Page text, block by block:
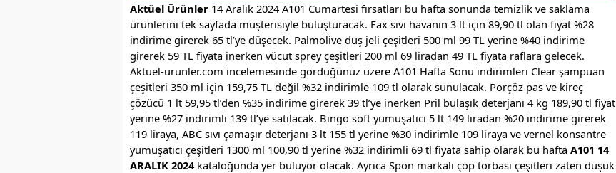
Aktüel Ürünler 14 Aralık 2024 A101 Cumartesi fırsatları bu hafta sonunda temizlik ve saklama
ürünlerini tek sayfada müşterisiyle buluşturacak. Fax sıvı havanın 3 lt için 89,90 tl olan fiyat %28
indirime girerek 65 tl’ye düşecek. Palmolive duş jeli çeşitleri 500 ml 99 TL yerine %40 indirime
girerek 59 TL fiyata inerken vücut sprey çeşitleri 200 ml 69 liradan 49 TL fiyata raflara gelecek.
Aktuel-urunler.com incelemesinde gördüğünüz üzere A101 Hafta Sonu indirimleri Clear şampuan
çeşitleri 350 ml için 159,75 TL değil %32 indirimle 109 tl olarak sunulacak. Porçöz pas ve kireç
çözücü 1 lt 59,95 tl’den %35 indirime girerek 39 tl’ye inerken Pril bulaşık deterjanı 4 kg 189,90 tl fiyat
yerine %27 indirimli 139 tl’ye satılacak. Bingo soft yumuşatıcı 5 lt 149 liradan %20 indirime girerek
119 liraya, ABC sıvı çamaşır deterjanı 3 lt 155 tl yerine %30 indirimle 109 liraya ve vernel konsantre
yumuşatıcı çeşitleri 1300 ml 100,90 tl yerine %32 indirimli 69 tl fiyata sahip olarak bu hafta A101 14
ARALIK 2024kataloğunda yer buluyor olacak. Ayrıca Spon markalı çöp torbası çeşitleri zaten düşük